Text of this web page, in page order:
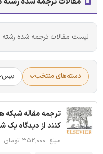
لیست مقالات ترجمه شده
دسته‌های منتخب بیس
ترجمه مقاله
کنند از دیدگاه یک
مبلغ: ۳۵۲,۰۰۰ تومان